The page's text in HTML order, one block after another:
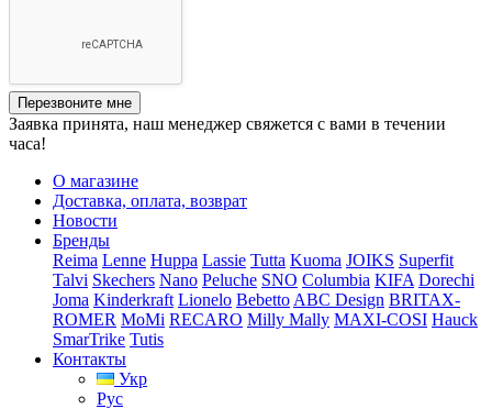
Перезвоните мне
Заявка принята, наш менеджер свяжется с вами в течении
часа!
О магазине
Доставка, оплата, возврат
Новости
Бренды
Reima Lenne Huppa Lassie Tutta Kuoma JOIKS Superfit
Talvi Skechers Nano Peluche SNO Columbia KIFA Dorechi
Joma Kinderkraft Lionelo Bebetto ABC Design BRITAX-
ROMER MoMi RECARO Milly Mally MAXI-COSI Hauck
SmarTrike Tutis
Контакты
Укр
Рус